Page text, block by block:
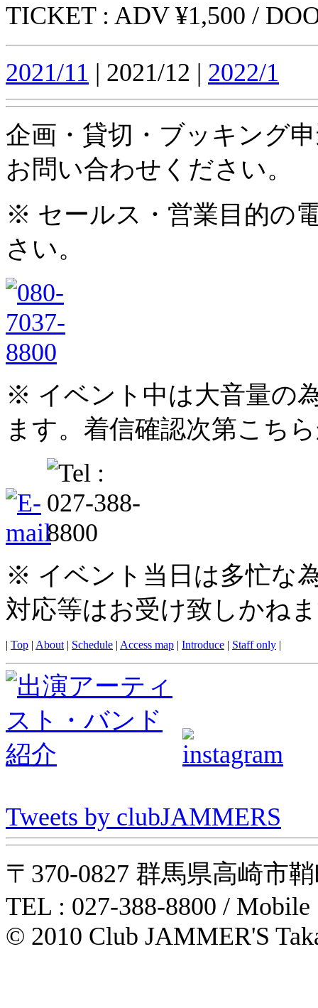
TICKET : ADV ¥1,500 /
2021/11 | 2021/12 | 2022/1
企画・貸切・ブッキング
お問い合わせください。
※ セールス・営業目的の
さい。
※ イベント中は大音量の
ます。着信確認次第こち
※ イベント当日は多忙な
対応等はお受け致しかね
| Top | About | Schedule | Access map | Introduce | Staff only |
Tweets by clubJAMMERS
〒370-0827 群馬県高崎市
TEL : 027-388-8800 / Mobile
© 2010 Club JAMMER'S